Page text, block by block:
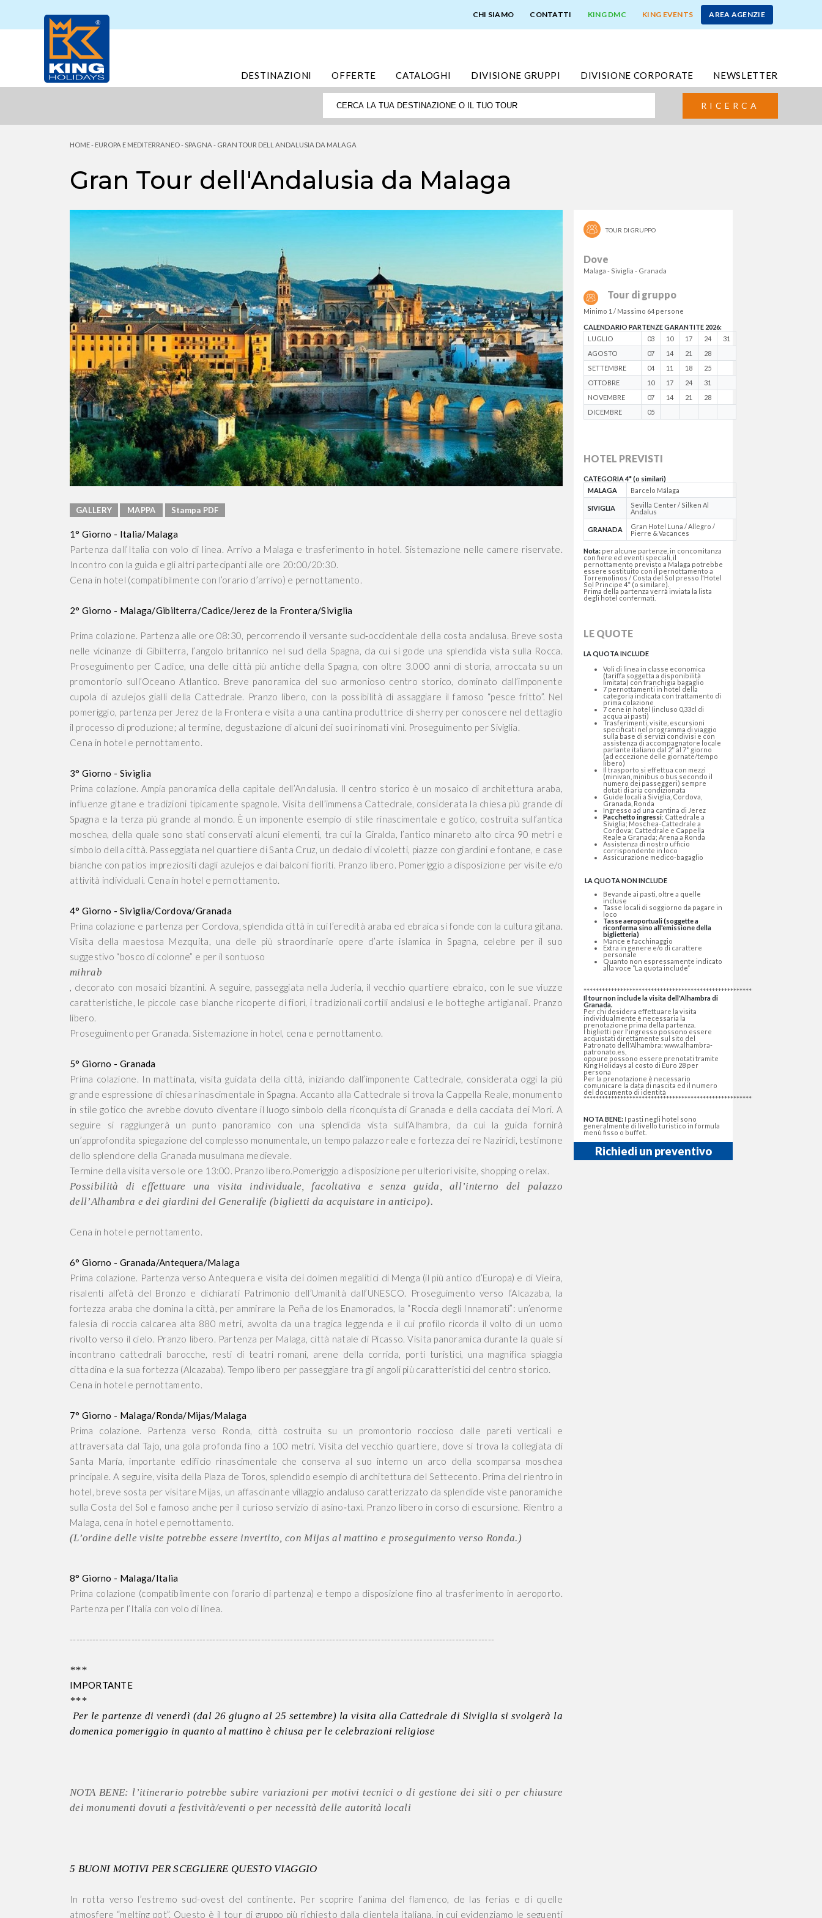
CHI SIAMO CONTATTI KING DMC KING EVENTS AREA AGENZIE
DESTINAZIONI OFFERTE CATALOGHI DIVISIONE GRUPPI DIVISIONE CORPORATE NEWSLETTER
RICERCA
HOME- EUROPA E MEDITERRANEO- SPAGNA - GRAN TOUR DELL ANDALUSIA DA MALAGA
Gran Tour dell'Andalusia da Malaga
GALLERY MAPPA Stampa PDF
1° Giorno - Italia/Malaga
Partenza dall’Italia con volo di linea. Arrivo a Malaga e trasferimento in hotel. Sistemazione nelle camere riservate.
Incontro con la guida e gli altri partecipanti alle ore 20:00/20:30.
Cena in hotel (compatibilmente con l’orario d’arrivo) e pernottamento.
2° Giorno - Malaga/Gibilterra/Cadice/Jerez de la Frontera/Siviglia
Prima colazione. Partenza alle ore 08:30, percorrendo il versante sud‑occidentale della costa andalusa. Breve sosta
nelle vicinanze di Gibilterra, l’angolo britannico nel sud della Spagna, da cui si gode una splendida vista sulla Rocca.
Proseguimento per Cadice, una delle città più antiche della Spagna, con oltre 3.000 anni di storia, arroccata su un
promontorio sull’Oceano Atlantico. Breve panoramica del suo armonioso centro storico, dominato dall’imponente
cupola di azulejos gialli della Cattedrale. Pranzo libero, con la possibilità di assaggiare il famoso “pesce fritto”. Nel
pomeriggio, partenza per Jerez de la Frontera e visita a una cantina produttrice di sherry per conoscere nel dettaglio
il processo di produzione; al termine, degustazione di alcuni dei suoi rinomati vini. Proseguimento per Siviglia.
Cena in hotel e pernottamento.
3° Giorno - Siviglia
Prima colazione. Ampia panoramica della capitale dell’Andalusia. Il centro storico è un mosaico di architettura araba,
influenze gitane e tradizioni tipicamente spagnole. Visita dell’immensa Cattedrale, considerata la chiesa più grande di
Spagna e la terza più grande al mondo. È un imponente esempio di stile rinascimentale e gotico, costruita sull’antica
moschea, della quale sono stati conservati alcuni elementi, tra cui la Giralda, l’antico minareto alto circa 90 metri e
simbolo della città. Passeggiata nel quartiere di Santa Cruz, un dedalo di vicoletti, piazze con giardini e fontane, e case
bianche con patios impreziositi dagli azulejos e dai balconi fioriti. Pranzo libero. Pomeriggio a disposizione per visite e/o
attività individuali. Cena in hotel e pernottamento.
4° Giorno - Siviglia/Cordova/Granada
Prima colazione e partenza per Cordova, splendida città in cui l’eredità araba ed ebraica si fonde con la cultura gitana.
Visita della maestosa Mezquita, una delle più straordinarie opere d’arte islamica in Spagna, celebre per il suo
suggestivo “bosco di colonne” e per il sontuoso
mihrab
, decorato con mosaici bizantini. A seguire, passeggiata nella Judería, il vecchio quartiere ebraico, con le sue viuzze
caratteristiche, le piccole case bianche ricoperte di fiori, i tradizionali cortili andalusi e le botteghe artigianali. Pranzo
libero.
Proseguimento per Granada. Sistemazione in hotel, cena e pernottamento.
5° Giorno - Granada
Prima colazione. In mattinata, visita guidata della città, iniziando dall’imponente Cattedrale, considerata oggi la più
grande espressione di chiesa rinascimentale in Spagna. Accanto alla Cattedrale si trova la Cappella Reale, monumento
in stile gotico che avrebbe dovuto diventare il luogo simbolo della riconquista di Granada e della cacciata dei Mori. A
seguire si raggiungerà un punto panoramico con una splendida vista sull’Alhambra, da cui la guida fornirà
un’approfondita spiegazione del complesso monumentale, un tempo palazzo reale e fortezza dei re Naziridi, testimone
dello splendore della Granada musulmana medievale.
Termine della visita verso le ore 13:00. Pranzo libero.Pomeriggio a disposizione per ulteriori visite, shopping o relax.
Possibilità di effettuare una visita individuale, facoltativa e senza guida, all’interno del palazzo
dell’Alhambra e dei giardini del Generalife (biglietti da acquistare in anticipo).
Cena in hotel e pernottamento.
6° Giorno - Granada/Antequera/Malaga
Prima colazione. Partenza verso Antequera e visita dei dolmen megalitici di Menga (il più antico d’Europa) e di Vieira,
risalenti all’età del Bronzo e dichiarati Patrimonio dell’Umanità dall’UNESCO. Proseguimento verso l’Alcazaba, la
fortezza araba che domina la città, per ammirare la Peña de los Enamorados, la “Roccia degli Innamorati”: un’enorme
falesia di roccia calcarea alta 880 metri, avvolta da una tragica leggenda e il cui profilo ricorda il volto di un uomo
rivolto verso il cielo. Pranzo libero. Partenza per Malaga, città natale di Picasso. Visita panoramica durante la quale si
incontrano cattedrali barocche, resti di teatri romani, arene della corrida, porti turistici, una magnifica spiaggia
cittadina e la sua fortezza (Alcazaba). Tempo libero per passeggiare tra gli angoli più caratteristici del centro storico.
Cena in hotel e pernottamento.
7° Giorno - Malaga/Ronda/Mijas/Malaga
Prima colazione. Partenza verso Ronda, città costruita su un promontorio roccioso dalle pareti verticali e
attraversata dal Tajo, una gola profonda fino a 100 metri. Visita del vecchio quartiere, dove si trova la collegiata di
Santa María, importante edificio rinascimentale che conserva al suo interno un arco della scomparsa moschea
principale. A seguire, visita della Plaza de Toros, splendido esempio di architettura del Settecento. Prima del rientro in
hotel, breve sosta per visitare Mijas, un affascinante villaggio andaluso caratterizzato da splendide viste panoramiche
sulla Costa del Sol e famoso anche per il curioso servizio di asino‑taxi. Pranzo libero in corso di escursione. Rientro a
Malaga, cena in hotel e pernottamento.
(L’ordine delle visite potrebbe essere invertito, con Mijas al mattino e proseguimento verso Ronda.)
8° Giorno - Malaga/Italia
Prima colazione (compatibilmente con l’orario di partenza) e tempo a disposizione fino al trasferimento in aeroporto.
Partenza per l’Italia con volo di linea.
-----------------------------------------------------------------------------------------------------------------------------------
***
IMPORTANTE
***
Per le partenze di venerdì (dal 26 giugno al 25 settembre) la visita alla Cattedrale di Siviglia si svolgerà la
domenica pomeriggio in quanto al mattino è chiusa per le celebrazioni religiose
NOTA BENE: l’itinerario potrebbe subire variazioni per motivi tecnici o di gestione dei siti o per chiusure
dei monumenti dovuti a festività/eventi o per necessità delle autorità locali
5 BUONI MOTIVI PER SCEGLIERE QUESTO VIAGGIO
In rotta verso l’estremo sud-ovest del continente. Per scoprire l’anima del flamenco, de las ferias e di quelle
atmosfere “melting pot”. Questo è il tour di gruppo più richiesto dalla clientela italiana, in cui evidenziamo le seguenti
Richiedi un preventivo
TOUR DI GRUPPO
Dove
Malaga - Siviglia - Granada
Tour di gruppo
Minimo 1 / Massimo 64 persone
CALENDARIO PARTENZE GARANTITE 2026:
LUGLIO
03 10 17 24
31
AGOSTO
07 14 21
28
SETTEMBRE
04 11 18
25
OTTOBRE
10 17 24
31
NOVEMBRE
07 14 21
28
DICEMBRE
05
HOTEL PREVISTI
CATEGORIA 4* (o similari)
MALAGA
Barcelo Málaga
SIVIGLIA
Sevilla Center / Silken Al
Andalus
GRANADA
Gran Hotel Luna / Allegro /
Pierre & Vacances
Nota: per alcune partenze, in concomitanza
con fiere ed eventi speciali, il
pernottamento previsto a Malaga potrebbe
essere sostituito con il pernottamento a
Torremolinos / Costa del Sol presso l'Hotel
Sol Principe 4* (o similare).
Prima della partenza verrà inviata la lista
degli hotel confermati.
LE QUOTE
LA QUOTA INCLUDE
Voli di linea in classe economica
(tariffa soggetta a disponibilità
limitata) con franchigia bagaglio
7 pernottamenti in hotel della
categoria indicata con trattamento di
prima colazione
7 cene in hotel (incluso 0,33cl di
acqua ai pasti)
Trasferimenti, visite, escursioni
specificati nel programma di viaggio
sulla base di servizi condivisi e con
assistenza di accompagnatore locale
parlante italiano dal 2° al 7° giorno
(ad eccezione delle giornate/tempo
libero)
Il trasporto si effettua con mezzi
(minivan, minibus o bus secondo il
numero dei passeggeri) sempre
dotati di aria condizionata
Guide locali a Siviglia, Cordova,
Granada, Ronda
Ingresso ad una cantina di Jerez
Pacchetto ingressi: Cattedrale a
Siviglia; Moschea-Cattedrale a
Cordova; Cattedrale e Cappella
Reale a Granada; Arena a Ronda
Assistenza di nostro ufficio
corrispondente in loco
Assicurazione medico-bagaglio
LA QUOTA NON INCLUDE
Bevande ai pasti, oltre a quelle
incluse
Tasse locali di soggiorno da pagare in
loco
Tasse aeroportuali (soggette a
riconferma sino all'emissione della
biglietteria)
Mance e facchinaggio
Extra in genere e/o di carattere
personale
Quanto non espressamente indicato
alla voce “La quota include”
Il tour non include la visita dell'Alhambra di
Granada.
Per chi desidera effettuare la visita
individualmente è necessaria la
prenotazione prima della partenza.
I biglietti per l'ingresso possono essere
acquistati direttamente sul sito del
Patronato dell'Alhambra: www.alhambra-
patronato.es,
oppure possono essere prenotati tramite
King Holidays al costo di Euro 28 per
persona
Per la prenotazione è necessario
comunicare la data di nascita ed il numero
del documento di identità
NOTA BENE: I pasti negli hotel sono
generalmente di livello turistico in formula
menù fisso o buffet.